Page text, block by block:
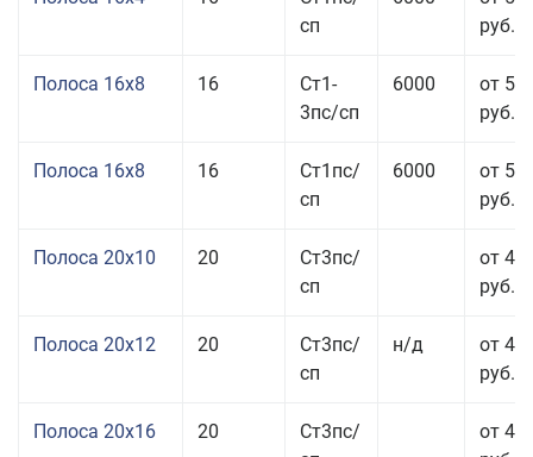
сп
руб.
Полоса 16x8 16
Ст1-
3пс/сп
6000
от 55
руб.
Полоса 16x8 16
Ст1пс/
сп
6000
от 55
руб.
Полоса 20x10 20
Ст3пс/
сп
от 44
руб.
Полоса 20x12 20
Ст3пс/
сп
н/д
от 44
руб.
Полоса 20x16 20
Ст3пс/
от 45